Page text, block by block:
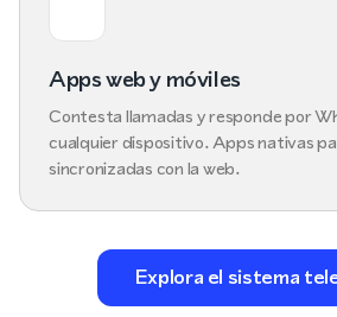
Apps web y móviles
Contesta llamadas y responde por
cualquier dispositivo. Apps nativas
sincronizadas con la web.
Explora el sistema